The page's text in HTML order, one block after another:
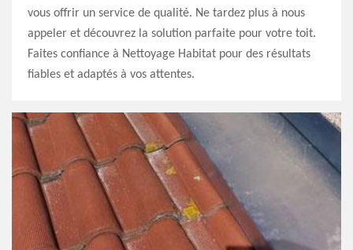
vous offrir un service de qualité. Ne tardez plus à nous
appeler et découvrez la solution parfaite pour votre toit.
Faites confiance à Nettoyage Habitat pour des résultats
fiables et adaptés à vos attentes.